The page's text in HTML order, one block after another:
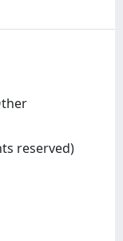
reserved)